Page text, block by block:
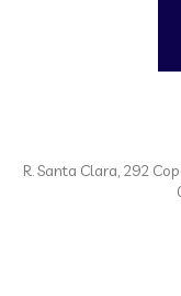
R. Santa Clara, 292